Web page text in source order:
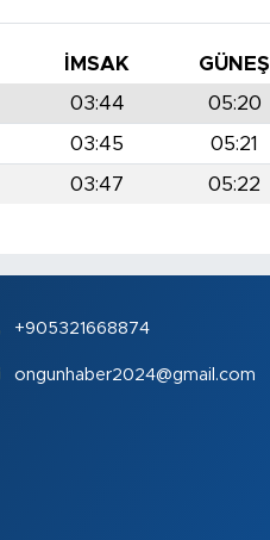
İMSAK GÜNEŞ
03:44 05:20
03:45 05:21
03:47 05:22
+905321668874
ongunhaber2024@gmail.com